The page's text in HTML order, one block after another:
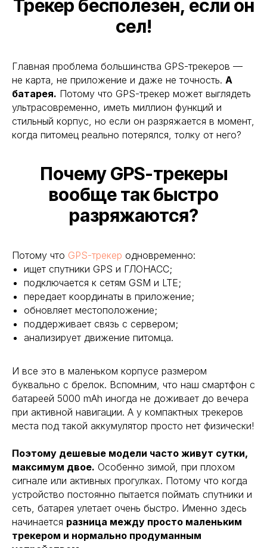
Трекер бесполезен, если он
сел!
Главная проблема большинства GPS-трекеров —
не карта, не приложение и даже не точность. А
батарея. Потому что GPS-трекер может выглядеть
ультрасовременно, иметь миллион функций и
стильный корпус, но если он разряжается в момент,
когда питомец реально потерялся, толку от него?
Почему GPS-трекеры
вообще так быстро
разряжаются?
Потому что GPS-трекер одновременно:
ищет спутники GPS и ГЛОНАСС;
подключается к сетям GSM и LTE;
передает координаты в приложение;
обновляет местоположение;
поддерживает связь с сервером;
анализирует движение питомца.
И все это в маленьком корпусе размером
буквально с брелок. Вспомним, что наш смартфон с
батареей 5000 mAh иногда не доживает до вечера
при активной навигации. А у компактных трекеров
места под такой аккумулятор просто нет физически!
Поэтому дешевые модели часто живут сутки,
максимум двое. Особенно зимой, при плохом
сигнале или активных прогулках. Потому что когда
устройство постоянно пытается поймать спутники и
сеть, батарея улетает очень быстро. Именно здесь
начинается разница между просто маленьким
трекером и нормально продуманным